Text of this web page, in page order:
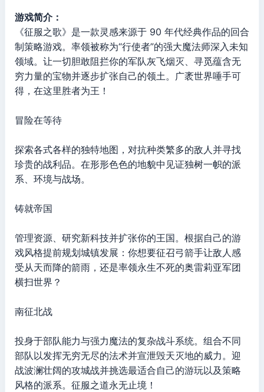
游戏简介：
《征服之歌》是一款灵感来源于 90 年代经典作品的回合
制策略游戏。率领被称为“行使者”的强大魔法师深入未知
领域。让一切胆敢阻拦你的军队灰飞烟灭、寻觅蕴含无
穷力量的宝物并逐步扩张自己的领土。广袤世界唾手可
得，在这里胜者为王！
冒险在等待
探索各式各样的独特地图，对抗种类繁多的敌人并寻找
珍贵的战利品。在形形色色的地貌中见证独树一帜的派
系、环境与战场。
铸就帝国
管理资源、研究新科技并扩张你的王国。根据自己的游
戏风格提前规划城镇发展：你想要征召弓箭手让敌人感
受从天而降的箭雨，还是率领永生不死的奥雷莉亚军团
横扫世界？
南征北战
投身于部队能力与强力魔法的复杂战斗系统。组合不同
部队以发挥无穷无尽的法术并宣泄毁天灭地的威力。迎
战波澜壮阔的攻城战并挑选最适合自己的游玩以及策略
风格的派系。征服之道永无止境！